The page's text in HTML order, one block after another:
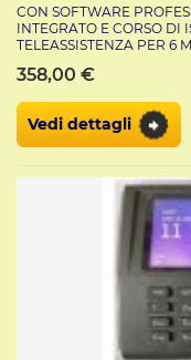
CON SOFTWARE
INTEGRATO E CORSO DI
TELEASSISTENZA PER 6
358,00 €
Vedi dettagli